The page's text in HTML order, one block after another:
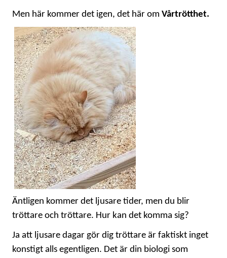
RECEPT
MINA BÖCKER
INLOGGNING
Men här kommer det igen, det här om Vårtrötthet.
Äntligen kommer det ljusare tider, men du blir
tröttare och tröttare. Hur kan det komma sig?
Ja att ljusare dagar gör dig tröttare är faktiskt inget
konstigt alls egentligen. Det är din biologi som